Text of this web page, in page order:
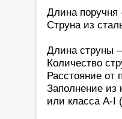
Длина
Струна из
Длина струны
Количество
Расстояние
Заполнение из
или класса A-I